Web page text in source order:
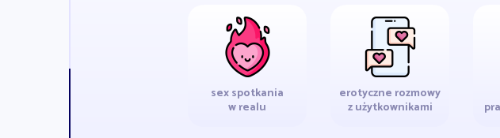
sex spotkania
w realu
erotyczne rozmowy
z użytkownikami